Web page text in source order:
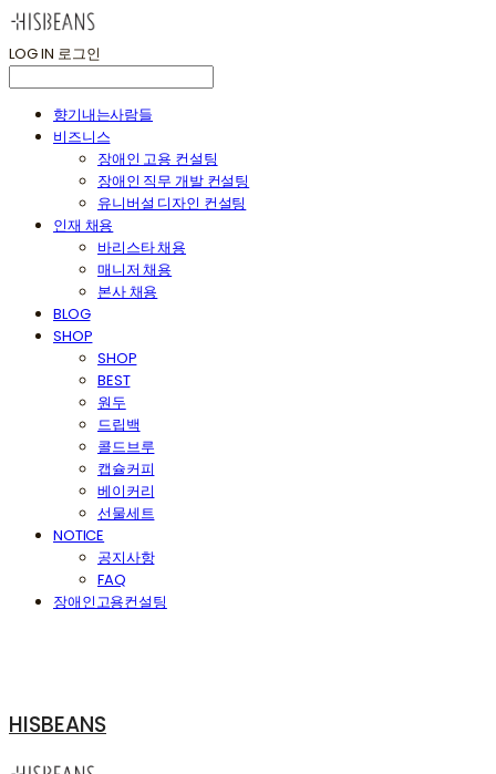
LOG IN 로그인
향기내는사람들
비즈니스
장애인 고용 컨설팅
장애인 직무 개발 컨설팅
유니버설 디자인 컨설팅
인재 채용
바리스타 채용
매니저 채용
본사 채용
BLOG
SHOP
SHOP
BEST
원두
드립백
콜드브루
캡슐커피
베이커리
선물세트
NOTICE
공지사항
FAQ
장애인고용컨설팅
HISBEANS